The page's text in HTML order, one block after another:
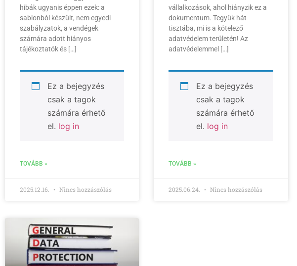
hibák ugyanis éppen ezek: a
sablonból készült, nem egyedi
szabályzatok, a vendégek
számára adott hiányos
tájékoztatók és […]
Ez a bejegyzés
csak a tagok
számára érhető
el. log in
TOVÁBB »
2025.12.16. Nincs hozzászólás
vállalkozások, ahol hiányzik ez a
dokumentum. Tegyük hát
tisztába, mi is a kötelező
adatvédelem területén! Az
adatvédelemmel […]
Ez a bejegyzés
csak a tagok
számára érhető
el. log in
TOVÁBB »
2025.06.24. Nincs hozzászólás